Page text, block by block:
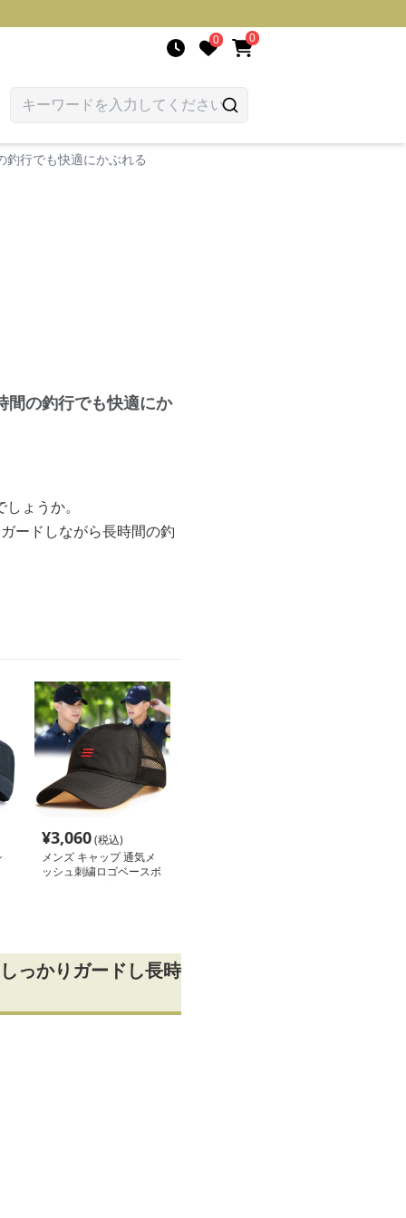
0 0
釣行でも快適にかぶれる
間の釣行でも快適にか
ょうか。
ードしながら長時間の釣
¥3,060(税込)
メンズ キャップ 通気メ
ッシュ刺繍ロゴベースボ
っかりガードし長時